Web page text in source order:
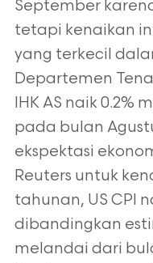
September
tetapi kenaikan
yang terkecil
Departemen
IHK AS naik 0.2%
pada bulan
ekspektasi
Reuters untuk
tahunan, US CPI
dibandingkan
melandai dari